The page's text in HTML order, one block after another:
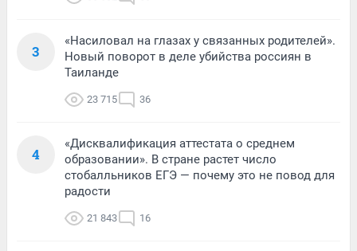
3
«Насиловал на глазах у связанных родителей».
Новый поворот в деле убийства россиян в
Таиланде
23 715 36
4
«Дисквалификация аттестата о среднем
образовании». В стране растет число
стобалльников ЕГЭ — почему это не повод для
радости
21 843 16